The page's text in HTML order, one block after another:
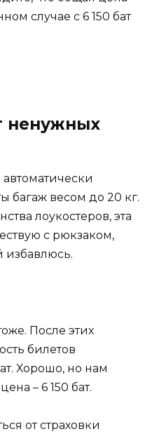
случае с 6 150 бат
ненужных
автоматически
багаж весом до 20 кг.
лоукостеров, эта
с рюкзаком,
избавлюсь.
После этих
билетов
Хорошо, но нам
– 6 150 бат.
от страховки